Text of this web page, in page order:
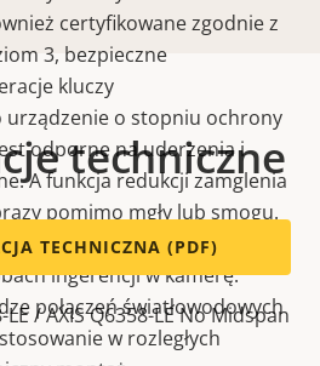
certyfikowane zgodnie z
3, bezpieczne
kluczy
urządzenie o stopniu ochrony
odporne na uderzenia i
A funkcja redukcji zamglenia
pomimo mgły lub smogu.
wstrząsów wysyła
ingerencji w kamerę.
połączeń światłowodowych
w rozległych
techniczne
TECHNICZNA (PDF)
/ AXIS Q6358-LE No Midspan